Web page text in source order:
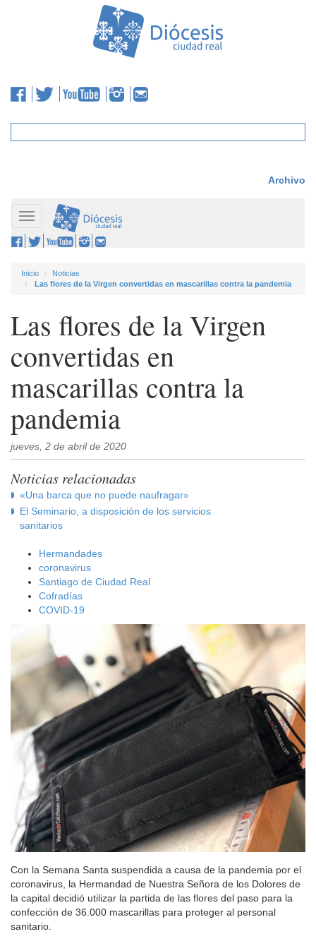
Archivo
Toggle
navigation
Inicio
Noticias
Las flores de la Virgen convertidas en mascarillas contra la pandemia
Las flores de la Virgen
convertidas en
mascarillas contra la
pandemia
jueves, 2 de abril de 2020
Noticias relacionadas
«Una barca que no puede naufragar»
El Seminario, a disposición de los servicios
sanitarios
Hermandades
coronavirus
Santiago de Ciudad Real
Cofradías
COVID-19
Con la Semana Santa suspendida a causa de la pandemia por el
coronavirus, la Hermandad de Nuestra Señora de los Dolores de
la capital decidió utilizar la partida de las flores del paso para la
confección de 36.000 mascarillas para proteger al personal
sanitario.